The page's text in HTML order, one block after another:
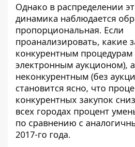
Однако в распределении
динамика наблюдается
пропорциональная. Если
проанализировать, какие
конкурентным процедурам
электронным аукционом),
неконкурентным (без
становится ясно, что
конкурентных закупок
всех городах процент
по сравнению с
2017-го года.